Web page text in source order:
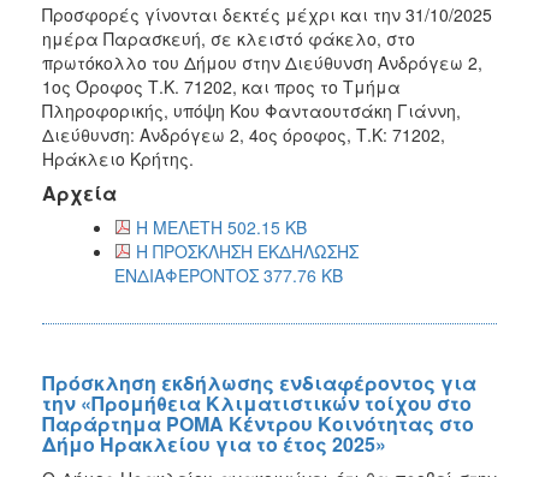
Προσφορές γίνονται δεκτές μέχρι και την 31/10/2025
ημέρα Παρασκευή, σε κλειστό φάκελο, στο
πρωτόκολλο του Δήμου στην Διεύθυνση Ανδρόγεω 2,
1ος Όροφος Τ.Κ. 71202, και προς το Τμήμα
Πληροφορικής, υπόψη Κου Φανταουτσάκη Γιάννη,
Διεύθυνση: Ανδρόγεω 2, 4ος όροφος, Τ.Κ: 71202,
Ηράκλειο Κρήτης.
Αρχεία
Η ΜΕΛΕΤΗ 502.15 KB
Η ΠΡΟΣΚΛΗΣΗ ΕΚΔΗΛΩΣΗΣ
ΕΝΔΙΑΦΕΡΟΝΤΟΣ 377.76 KB
Πρόσκληση εκδήλωσης ενδιαφέροντος για
την «Προμήθεια Κλιματιστικών τοίχου στο
Παράρτημα ΡΟΜΑ Κέντρου Κοινότητας στο
Δήμο Ηρακλείου για το έτος 2025»